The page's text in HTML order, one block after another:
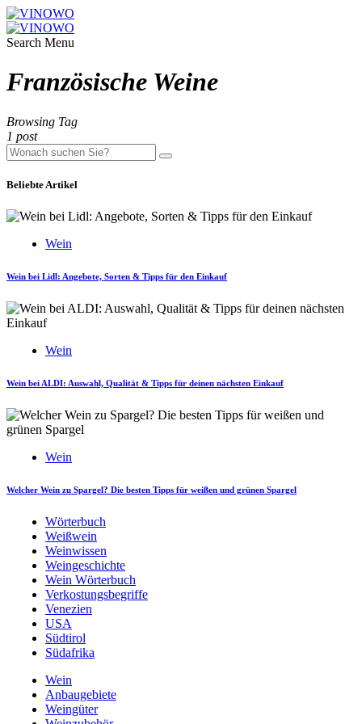
Search Menu
Französische Weine
Browsing Tag
1 post
Beliebte Artikel
Wein
Wein bei Lidl: Angebote, Sorten & Tipps für den Einkauf
Wein
Wein bei ALDI: Auswahl, Qualität & Tipps für deinen nächsten Einkauf
Wein
Welcher Wein zu Spargel? Die besten Tipps für weißen und grünen Spargel
Wörterbuch
Weißwein
Weinwissen
Weingeschichte
Wein Wörterbuch
Verkostungsbegriffe
Venezien
USA
Südtirol
Südafrika
Wein
Anbaugebiete
Weingüter